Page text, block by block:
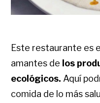
Este restaurante es
amantes de los
ecológicos. Aquí
comida de lo más